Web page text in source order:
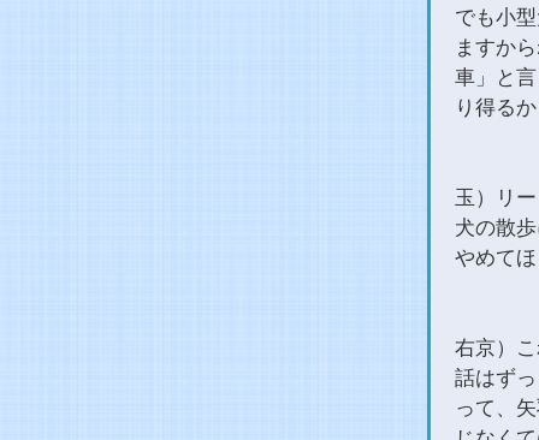
でも小
ますか
車」と
り得る
玉）リ
犬の散
やめて
右京）
話はず
って、